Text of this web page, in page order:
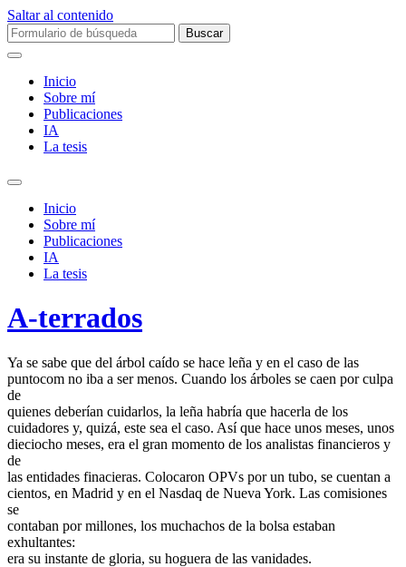
Saltar al contenido
Buscar:
Inicio
Sobre mí­
Publicaciones
IA
La tesis
Alternar
campo
búsqueda
Inicio
Sobre mí­
Publicaciones
IA
La tesis
A-terrados
Ya se sabe que del árbol caído se hace leña y en el caso de las
puntocom no iba a ser menos. Cuando los árboles se caen por culpa
de
quienes deberí­an cuidarlos, la leña habrí­a que hacerla de los
cuidadores y, quizá, este sea el caso. Así que hace unos meses, unos
dieciocho meses, era el gran momento de los analistas financieros y
de
las entidades finacieras. Colocaron OPVs por un tubo, se cuentan a
cientos, en Madrid y en el Nasdaq de Nueva York. Las comisiones
se
contaban por millones, los muchachos de la bolsa estaban
exhultantes:
era su instante de gloria, su hoguera de las vanidades.